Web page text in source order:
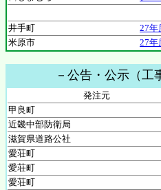
井手町
27
米原市
27
－公告・公示（工事
発注元
甲良町
近畿中部防衛局
滋賀県道路公社
愛荘町
愛荘町
愛荘町